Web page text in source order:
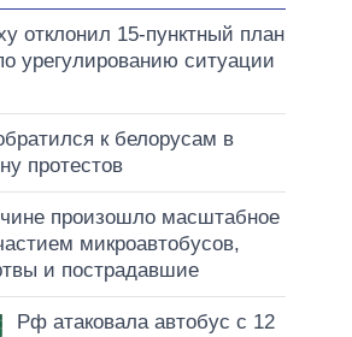
отклонил 15-пунктный план
урегулированию ситуации
к белорусам в
протестов
произошло масштабное
микроавтобусов,
и пострадавшие
Рф атаковала автобус с 12